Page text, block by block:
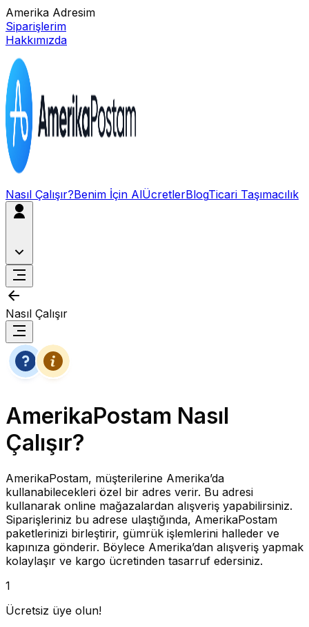
Amerika Adresim
Siparişlerim
Hakkımızda
Nasıl Çalışır?Benim İçin AlÜcretlerBlogTicari Taşımacılık
Nasıl Çalışır
AmerikaPostam Nasıl
Çalışır?
AmerikaPostam, müşterilerine Amerika’da
kullanabilecekleri özel bir adres verir. Bu adresi
kullanarak online mağazalardan alışveriş yapabilirsiniz.
Siparişleriniz bu adrese ulaştığında, AmerikaPostam
paketlerinizi birleştirir, gümrük işlemlerini halleder ve
kapınıza gönderir. Böylece Amerika’dan alışveriş yapmak
kolaylaşır ve kargo ücretinden tasarruf edersiniz.
1
Ücretsiz üye olun!